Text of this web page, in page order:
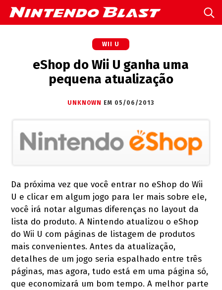
WII U
eShop do Wii U ganha uma
pequena atualização
UNKNOWN EM 05/06/2013
Da próxima vez que você entrar no eShop do Wii
U e clicar em algum jogo para ler mais sobre ele,
você irá notar algumas diferenças no layout da
lista do produto. A Nintendo atualizou o eShop
do Wii U com páginas de listagem de produtos
mais convenientes. Antes da atualização,
detalhes de um jogo seria espalhado entre três
páginas, mas agora, tudo está em uma página só,
que economizará um bom tempo. A melhor parte